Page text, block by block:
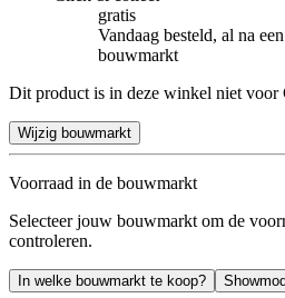
gratis
Vandaag besteld, al na
bouwmarkt
Dit product is in deze winkel niet
Wijzig bouwmarkt
Voorraad in de bouwmarkt
Selecteer jouw bouwmarkt om de
controleren.
In welke bouwmarkt te koop?